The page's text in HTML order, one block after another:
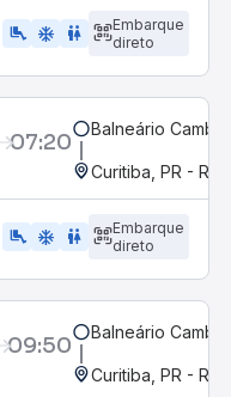
airline_seat_legroom_extra ac_unit wc
Embarque
direto
07:20 Balneário
Curitiba, PR -
airline_seat_legroom_extra ac_unit wc
Embarque
direto
09:50 Balneário
Curitiba, PR -